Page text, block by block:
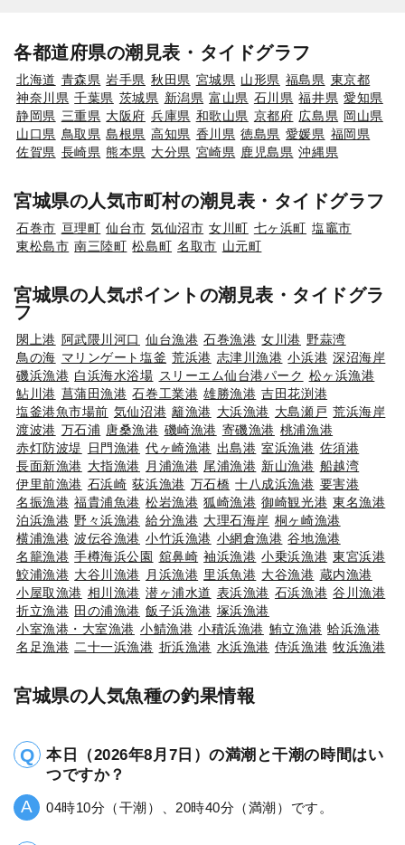
各都道府県の潮見表・タイドグラフ
北海道 青森県 岩手県 秋田県 宮城県 山形県 福島県 東京都
神奈川県 千葉県 茨城県 新潟県 富山県 石川県 福井県 愛知県
静岡県 三重県 大阪府 兵庫県 和歌山県 京都府 広島県 岡山県
山口県 鳥取県 島根県 高知県 香川県 徳島県 愛媛県 福岡県
佐賀県 長崎県 熊本県 大分県 宮崎県 鹿児島県 沖縄県
宮城県の人気市町村の潮見表・タイドグラフ
石巻市 亘理町 仙台市 気仙沼市 女川町 七ヶ浜町 塩竈市
東松島市 南三陸町 松島町 名取市 山元町
宮城県の人気ポイントの潮見表・タイドグラ
フ
閖上港 阿武隈川河口 仙台漁港 石巻漁港 女川港 野蒜湾
鳥の海 マリンゲート塩釜 荒浜港 志津川漁港 小浜港 深沼海岸
磯浜漁港 白浜海水浴場 スリーエム仙台港パーク 松ヶ浜漁港
鮎川港 菖蒲田漁港 石巻工業港 雄勝漁港 吉田花渕港
塩釜港魚市場前 気仙沼港 籬漁港 大浜漁港 大島瀬戸 荒浜海岸
渡波港 万石浦 唐桑漁港 磯崎漁港 寄磯漁港 桃浦漁港
赤灯防波堤
日門漁港 代ヶ崎漁港 出島港 室浜漁港 佐須港
長面新漁港 大指漁港 月浦漁港 尾浦漁港 新山漁港 船越湾
伊里前漁港 石浜崎 荻浜漁港 万石橋 十八成浜漁港 要害港
名振漁港 福貴浦魚港 松岩漁港 狐崎漁港 御崎観光港 東名漁港
泊浜漁港 野々浜漁港 給分漁港 大理石海岸 桐ヶ崎漁港
横浦漁港 波伝谷漁港 小竹浜漁港 小網倉漁港 谷地漁港
名籠漁港 手樽海浜公園 舘鼻崎 袖浜漁港 小乗浜漁港 東宮浜港
鮫浦漁港 大谷川漁港 月浜漁港 里浜魚港 大谷漁港 蔵内漁港
小屋取漁港 相川漁港 潜ヶ浦水道 表浜漁港 石浜漁港 谷川漁港
折立漁港 田の浦漁港 飯子浜漁港 塚浜漁港
小室漁港・大室漁港 小鯖漁港 小積浜漁港 鮪立漁港 蛤浜漁港
名足漁港 二十一浜漁港 折浜漁港 水浜漁港 侍浜漁港 牧浜漁港
宮城県の人気魚種の釣果情報
本日（2026年8月7日）の満潮と干潮の時間はい
つですか？
04時10分（干潮）、20時40分（満潮）です。